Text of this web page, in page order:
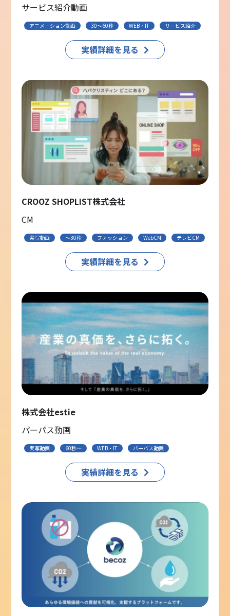
サービス紹介動画
アニメーション動画 30〜60秒 WEB・IT サービス紹介
実績詳細を見る
CROOZ SHOPLIST株式会社
CM
実写動画 〜30秒 ファッション WebCM テレビCM
実績詳細を見る
株式会社estie
パーパス動画
実写動画 60秒〜 WEB・IT パーパス動画
実績詳細を見る